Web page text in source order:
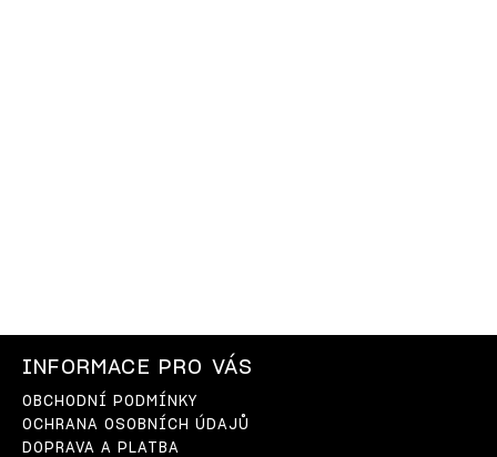
INFORMACE PRO VÁS
OBCHODNÍ PODMÍNKY
OCHRANA OSOBNÍCH ÚDAJŮ
DOPRAVA A PLATBA